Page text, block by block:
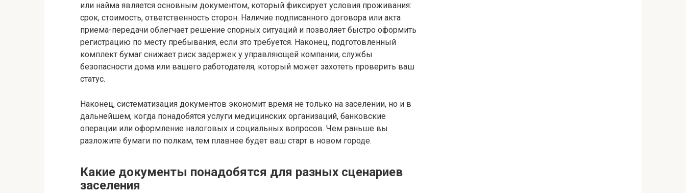
или найма является основным документом, который фиксирует условия проживания:
срок, стоимость, ответственность сторон. Наличие подписанного договора или акта
приема-передачи облегчает решение спорных ситуаций и позволяет быстро оформить
регистрацию по месту пребывания, если это требуется. Наконец, подготовленный
комплект бумаг снижает риск задержек у управляющей компании, службы
безопасности дома или вашего работодателя, который может захотеть проверить ваш
статус.
Наконец, систематизация документов экономит время не только на заселении, но и в
дальнейшем, когда понадобятся услуги медицинских организаций, банковские
операции или оформление налоговых и социальных вопросов. Чем раньше вы
разложите бумаги по полкам, тем плавнее будет ваш старт в новом городе.
Какие документы понадобятся для разных сценариев
заселения